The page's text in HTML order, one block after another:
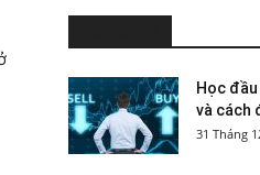
Học
và cách
31 Tháng